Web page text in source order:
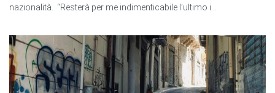
nazionalità. “Resterà per me indimenticabile l’ultimo i...